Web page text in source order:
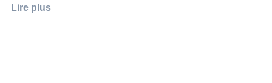
Lire plus